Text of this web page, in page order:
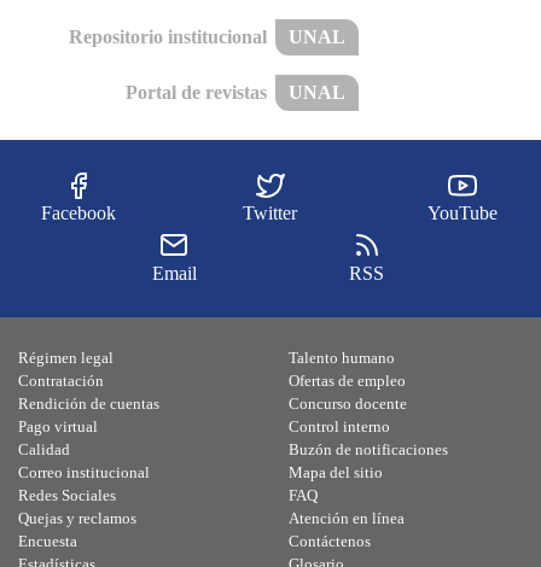
Repositorio institucional UNAL
Portal de revistas UNAL
Facebook Twitter YouTube
Email RSS
Régimen legal
Contratación
Rendición de cuentas
Pago virtual
Calidad
Talento humano
Ofertas de empleo
Concurso docente
Control interno
Buzón de notificaciones
Correo institucional
Redes Sociales
Quejas y reclamos
Encuesta
Mapa del sitio
FAQ
Atención en línea
Contáctenos